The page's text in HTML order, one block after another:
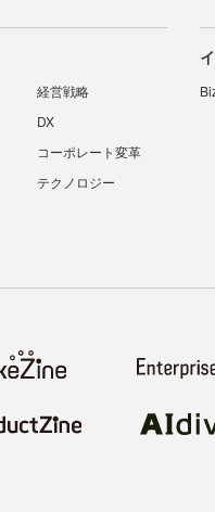
経営戦略
DX
コーポレート変革
テクノロジー